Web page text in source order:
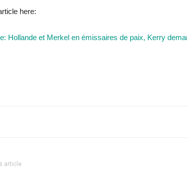
here:
Hollande et Merkel en émissaires de paix, Kerry
article